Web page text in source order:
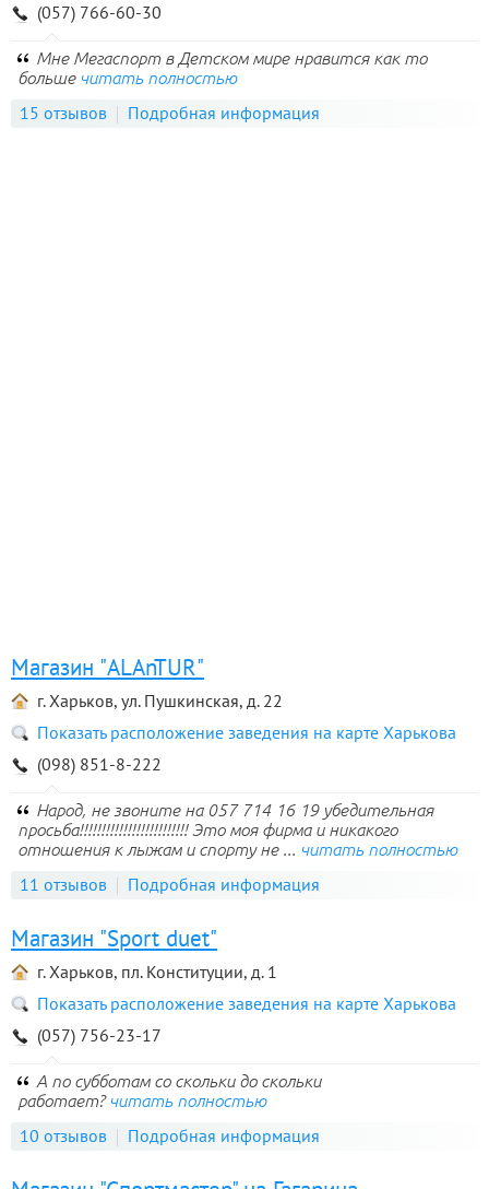
(057) 766-60-30
Мне Мегаспорт в Детском мире нравится как то
больше читать полностью
15 отзывов Подробная информация
Магазин "ALAnTUR"
г. Харьков, ул. Пушкинская, д. 22
Показать расположение заведения на карте Харькова
(098) 851-8-222
Народ, не звоните на 057 714 16 19 убедительная
просьба!!!!!!!!!!!!!!!!!!!!!!!!! Это моя фирма и никакого
отношения к лыжам и спорту не ... читать полностью
11 отзывов Подробная информация
Магазин "Sport duet"
г. Харьков, пл. Конституции, д. 1
Показать расположение заведения на карте Харькова
(057) 756-23-17
А по субботам со скольки до скольки
работает? читать полностью
10 отзывов Подробная информация